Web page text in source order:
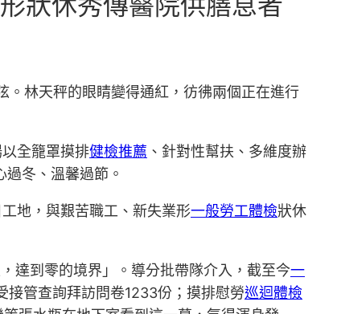
林天秤的眼睛變得通紅，彷彿兩個正在進行
全籠罩摸排健檢推薦 、針對性幫扶、多維度辦
過冬、溫馨過節。
地，與艱苦職工、新失業形一般勞工體檢狀休
達到零的境界」。導分批帶隊介入，截至今一
接管查詢拜訪問卷1233份；摸排慰勞巡迴體檢